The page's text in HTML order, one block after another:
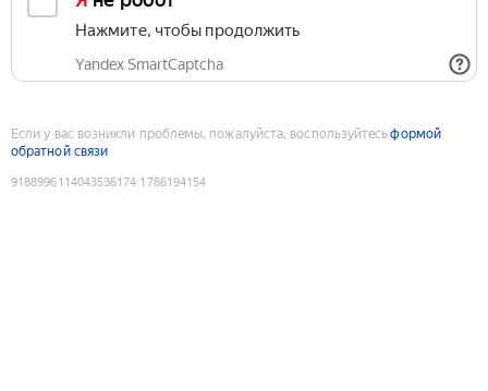
Нажмите, чтобы продолжить
Yandex SmartCaptcha
Если у вас возникли проблемы, пожалуйста, воспользуйтесьформой
обратной связи
9188996114043536174:1786194154